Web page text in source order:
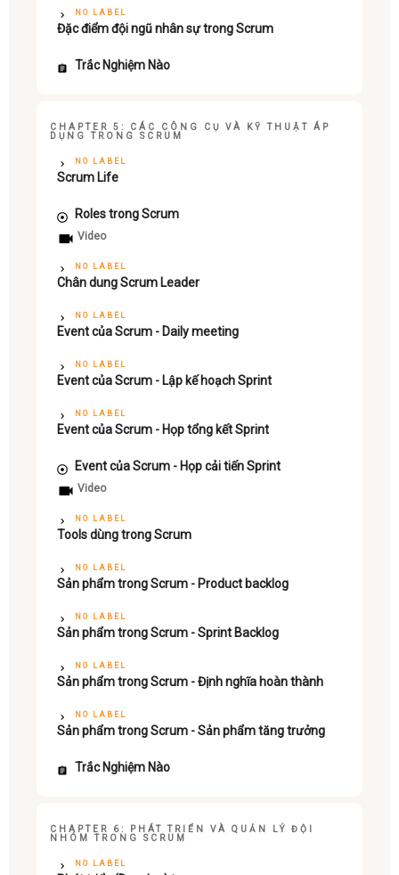
NO LABEL
Đặc điểm đội ngũ nhân sự trong Scrum
Trắc Nghiệm Nào
CHAPTER 5: CÁC CÔNG CỤ VÀ KỸ THUẬT ÁP
DỤNG TRONG SCRUM
NO LABEL
Scrum Life
Roles trong Scrum
Video
NO LABEL
Chân dung Scrum Leader
NO LABEL
Event của Scrum - Daily meeting
NO LABEL
Event của Scrum - Lập kế hoạch Sprint
NO LABEL
Event của Scrum - Họp tổng kết Sprint
Event của Scrum - Họp cải tiến Sprint
Video
NO LABEL
Tools dùng trong Scrum
NO LABEL
Sản phẩm trong Scrum - Product backlog
NO LABEL
Sản phẩm trong Scrum - Sprint Backlog
NO LABEL
Sản phẩm trong Scrum - Định nghĩa hoàn thành
NO LABEL
Sản phẩm trong Scrum - Sản phẩm tăng trưởng
Trắc Nghiệm Nào
CHAPTER 6: PHÁT TRIỂN VÀ QUẢN LÝ ĐỘI
NHÓM TRONG SCRUM
NO LABEL